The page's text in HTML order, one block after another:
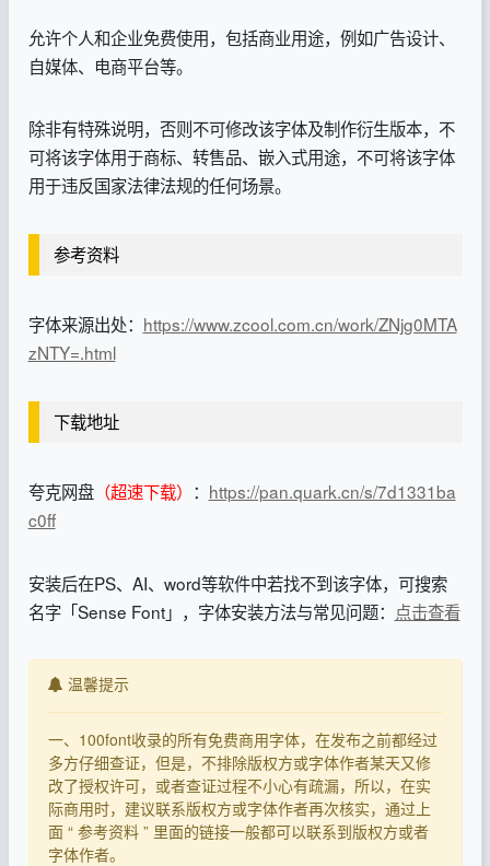
允许个人和企业免费使用，包括商业用途，例如广告设计、
自媒体、电商平台等。
除非有特殊说明，否则不可修改该字体及制作衍生版本，不
可将该字体用于商标、转售品、嵌入式用途，不可将该字体
用于违反国家法律法规的任何场景。
参考资料
字体来源出处： https://www.zcool.com.cn/work/ZNjg0MTA
zNTY=.html
下载地址
夸克网盘（超速下载） ： https://pan.quark.cn/s/7d1331ba
c0ff
安装后在PS、AI、word等软件中若找不到该字体，可搜索
名字「Sense Font」，字体安装方法与常见问题： 点击查看
温馨提示
一、100font收录的所有免费商用字体，在发布之前都经过
多方仔细查证，但是，不排除版权方或字体作者某天又修
改了授权许可，或者查证过程不小心有疏漏，所以，在实
际商用时，建议联系版权方或字体作者再次核实，通过上
面 “ 参考资料 ” 里面的链接一般都可以联系到版权方或者
字体作者。